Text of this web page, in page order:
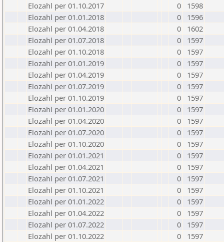
Elozahl per 01.10.2017
0
1598
Elozahl per 01.01.2018
0
1596
Elozahl per 01.04.2018
0
1602
Elozahl per 01.07.2018
0
1597
Elozahl per 01.10.2018
0
1597
Elozahl per 01.01.2019
0
1597
Elozahl per 01.04.2019
0
1597
Elozahl per 01.07.2019
0
1597
Elozahl per 01.10.2019
0
1597
Elozahl per 01.01.2020
0
1597
Elozahl per 01.04.2020
0
1597
Elozahl per 01.07.2020
0
1597
Elozahl per 01.10.2020
0
1597
Elozahl per 01.01.2021
0
1597
Elozahl per 01.04.2021
0
1597
Elozahl per 01.07.2021
0
1597
Elozahl per 01.10.2021
0
1597
Elozahl per 01.01.2022
0
1597
Elozahl per 01.04.2022
0
1597
Elozahl per 01.07.2022
0
1597
Elozahl per 01.10.2022
0
1597